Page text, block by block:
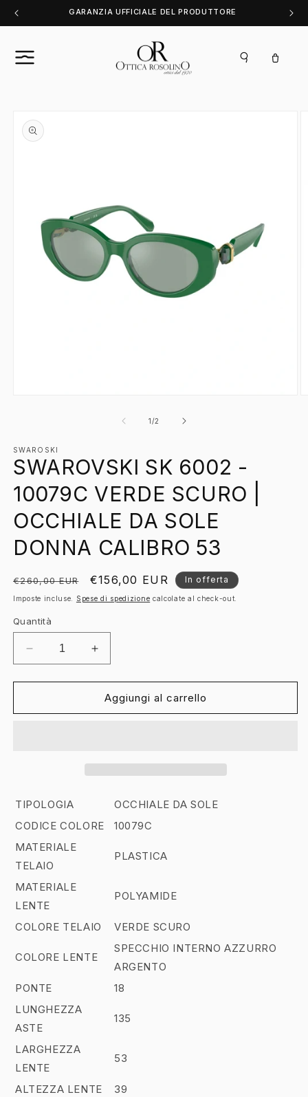
direttamente
ai contenuti
GARANZIA UFFICIALE DEL PRODUTTORE
Carrello
informazioni
sul prodotto
finestra
modale
1/su
2
SWAROSKI
SWAROVSKI SK 6002 -
10079C VERDE SCURO |
OCCHIALE DA SOLE
DONNA CALIBRO 53
Prezzo
di
€260,00 EUR
Prezzo
scontato
€156,00 EUR In offerta
Imposte incluse. Spese di spedizione calcolate al check-out.
Quantità
Diminuisci
quantità
per
SK
|
DA
SOLE
CALIBRO
53
Aumenta
quantità
per
SWAROVSKI
SK
DA
DONNA
Aggiungi al carrello
TIPOLOGIA
OCCHIALE DA SOLE
CODICE COLORE
10079C
MATERIALE
TELAIO
PLASTICA
MATERIALE
LENTE
POLYAMIDE
COLORE TELAIO VERDE SCURO
COLORE LENTE
SPECCHIO INTERNO AZZURRO
ARGENTO
PONTE
18
LUNGHEZZA
ASTE
135
LARGHEZZA
LENTE
53
ALTEZZA LENTE
39